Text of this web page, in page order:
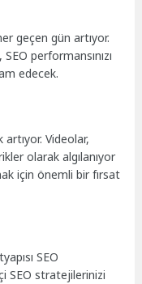
geçen gün artıyor.
performansınızı
edecek.
Videolar,
olarak algılanıyor
için önemli bir fırsat
SEO
SEO stratejilerinizi